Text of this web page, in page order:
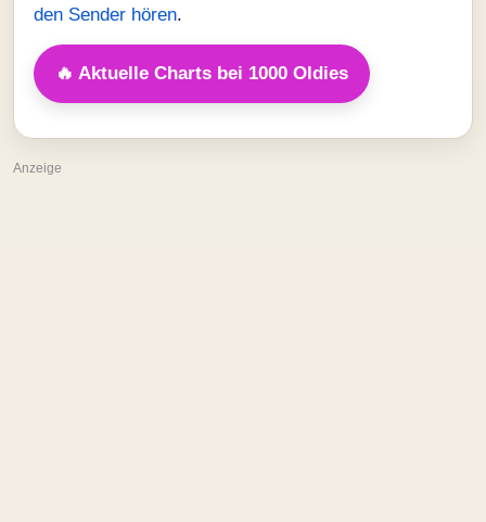
den Sender hören.
🔥 Aktuelle Charts bei 1000 Oldies
Anzeige